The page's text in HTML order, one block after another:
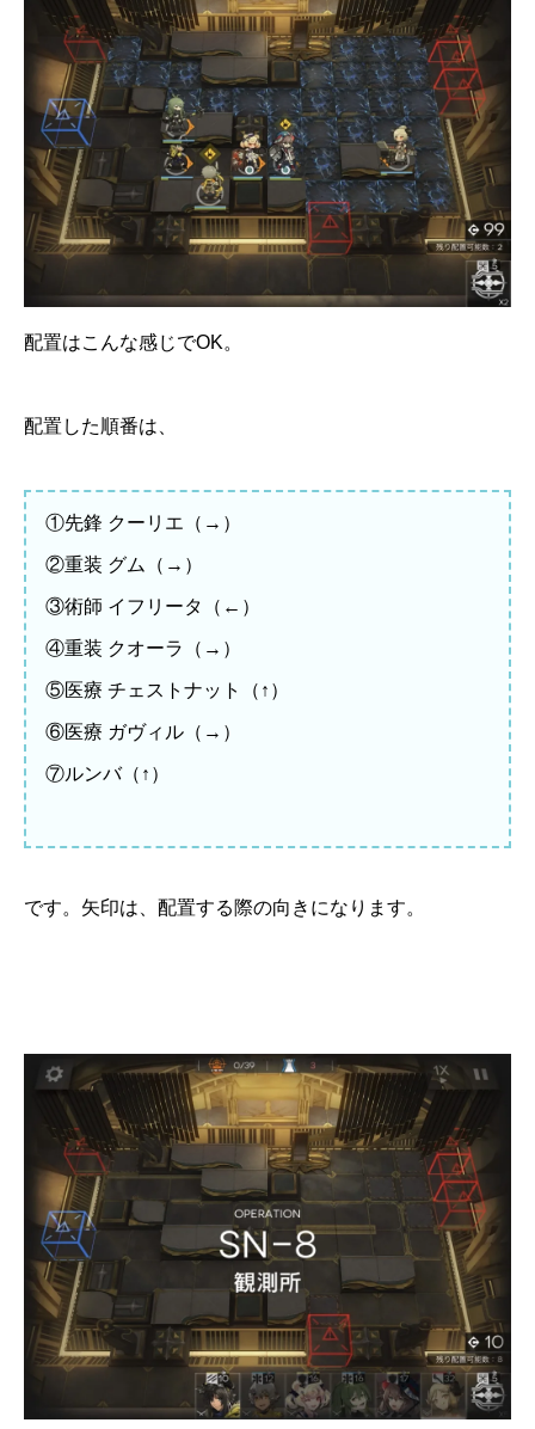
配置はこんな感じでOK。
配置した順番は、
①先鋒 クーリエ（→）
②重装 グム（→）
③術師 イフリータ（←）
④重装 クオーラ（→）
⑤医療 チェストナット（↑）
⑥医療 ガヴィル（→）
⑦ルンバ（↑）
です。矢印は、配置する際の向きになります。